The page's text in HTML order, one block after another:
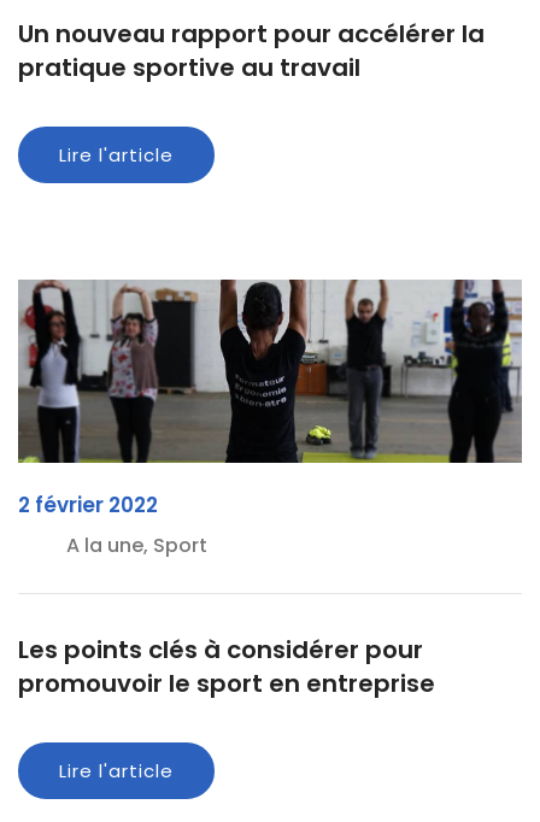
Un nouveau rapport pour accélérer la
pratique sportive au travail
Lire l'article
2 février 2022
A la une, Sport
Les points clés à considérer pour
promouvoir le sport en entreprise
Lire l'article